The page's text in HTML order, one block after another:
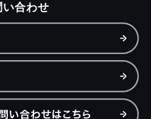
い合わせ